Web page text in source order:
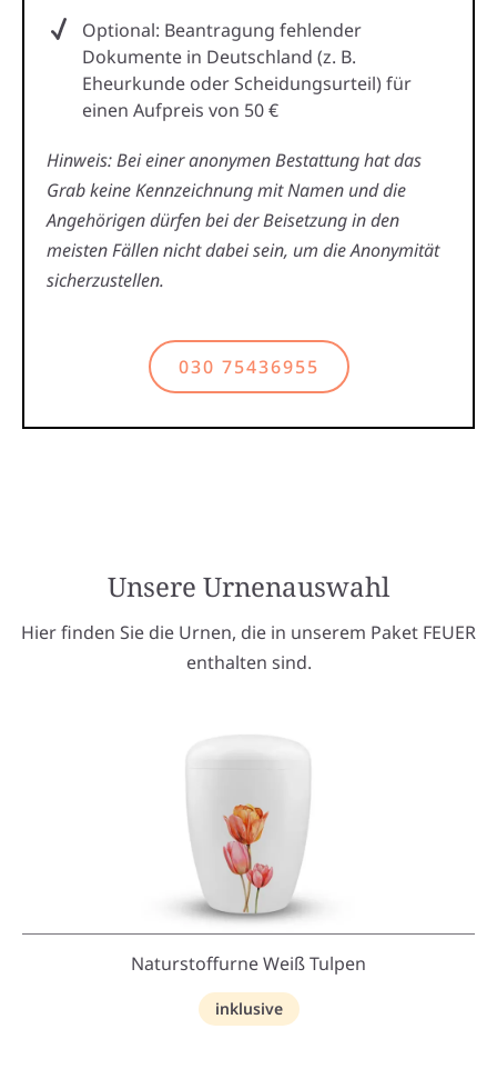
Optional: Beantragung fehlender
Dokumente in Deutschland (z. B.
Eheurkunde oder Scheidungsurteil) für
einen Aufpreis von 50 €
Hinweis: Bei einer anonymen Bestattung hat das
Grab keine Kennzeichnung mit Namen und die
Angehörigen dürfen bei der Beisetzung in den
meisten Fällen nicht dabei sein, um die Anonymität
sicherzustellen.
030 75436955
Unsere Urnenauswahl
Hier finden Sie die Urnen, die in unserem Paket FEUER
enthalten sind.
Naturstoffurne Weiß Tulpen
inklusive